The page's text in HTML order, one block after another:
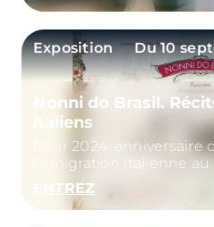
Exposition
Du 10
Nonni do Brasil.
italiens
Pour 2024, anniversaire
l’émigration italienne
l’exposition Nonni do
ENTREZ